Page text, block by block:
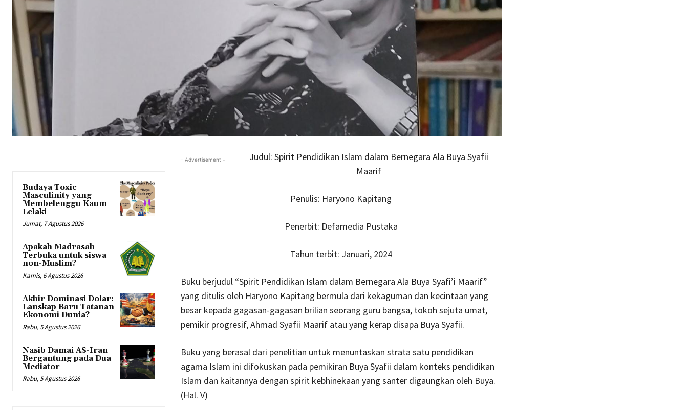
Budaya Toxic
Masculinity yang
Membelenggu Kaum
Lelaki
Jumat, 7 Agustus 2026
Apakah Madrasah
Terbuka untuk siswa
non-Muslim?
Kamis, 6 Agustus 2026
Akhir Dominasi Dolar:
Lanskap Baru Tatanan
Ekonomi Dunia?
Rabu, 5 Agustus 2026
Nasib Damai AS-Iran
Bergantung pada Dua
Mediator
Rabu, 5 Agustus 2026
- Advertisement -
Judul: Spirit Pendidikan Islam dalam Bernegara Ala Buya Syafii
Maarif
Penulis: Haryono Kapitang
Penerbit: Defamedia Pustaka
Tahun terbit: Januari, 2024
Buku berjudul “Spirit Pendidikan Islam dalam Bernegara Ala Buya Syafi’i Maarif”
yang ditulis oleh Haryono Kapitang bermula dari kekaguman dan kecintaan yang
besar kepada gagasan-gagasan brilian seorang guru bangsa, tokoh sejuta umat,
pemikir progresif, Ahmad Syafii Maarif atau yang kerap disapa Buya Syafii.
Buku yang berasal dari penelitian untuk menuntaskan strata satu pendidikan
agama Islam ini difokuskan pada pemikiran Buya Syafii dalam konteks pendidikan
Islam dan kaitannya dengan spirit kebhinekaan yang santer digaungkan oleh Buya.
(Hal. V)